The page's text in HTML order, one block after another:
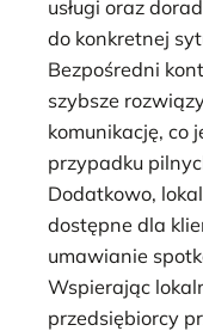
usługi oraz
do konkretnej
Bezpośredni
szybsze
komunikację, co
przypadku
Dodatkowo,
dostępne dla
umawianie
Wspierając
przedsiębiorcy